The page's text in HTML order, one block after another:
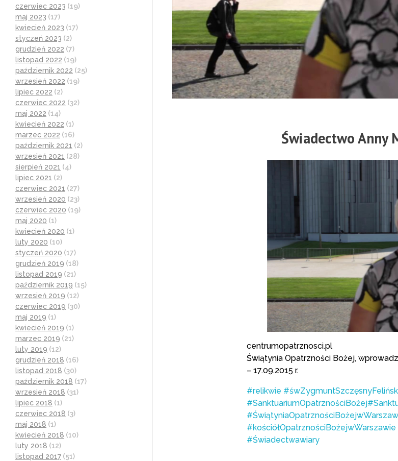
Świadectwo Anny
centrumopatrznosci.pl
Świątynia Opatrzności Bożej,
– 17.09.2015 r.
#relikwie
#SanktuariumOpatrznościBożej
#kościółOpatrznościBożejwWarszawie
#Świadectwawiary
czerwiec 2023 (19)
maj 2023 (17)
kwiecień 2023 (17)
styczeń 2023 (2)
grudzień 2022 (7)
listopad 2022 (19)
październik 2022 (25)
wrzesień 2022 (19)
lipiec 2022 (2)
czerwiec 2022 (32)
maj 2022 (14)
kwiecień 2022 (1)
marzec 2022 (16)
październik 2021 (2)
wrzesień 2021 (28)
sierpień 2021 (4)
lipiec 2021 (2)
czerwiec 2021 (27)
wrzesień 2020 (23)
czerwiec 2020 (19)
maj 2020 (1)
kwiecień 2020 (1)
luty 2020 (10)
styczeń 2020 (17)
grudzień 2019 (18)
listopad 2019 (21)
październik 2019 (15)
wrzesień 2019 (12)
czerwiec 2019 (30)
maj 2019 (1)
kwiecień 2019 (1)
marzec 2019 (21)
luty 2019 (12)
grudzień 2018 (16)
listopad 2018 (30)
październik 2018 (17)
wrzesień 2018 (31)
lipiec 2018 (1)
czerwiec 2018 (3)
maj 2018 (1)
kwiecień 2018 (10)
luty 2018 (12)
listopad 2017 (51)